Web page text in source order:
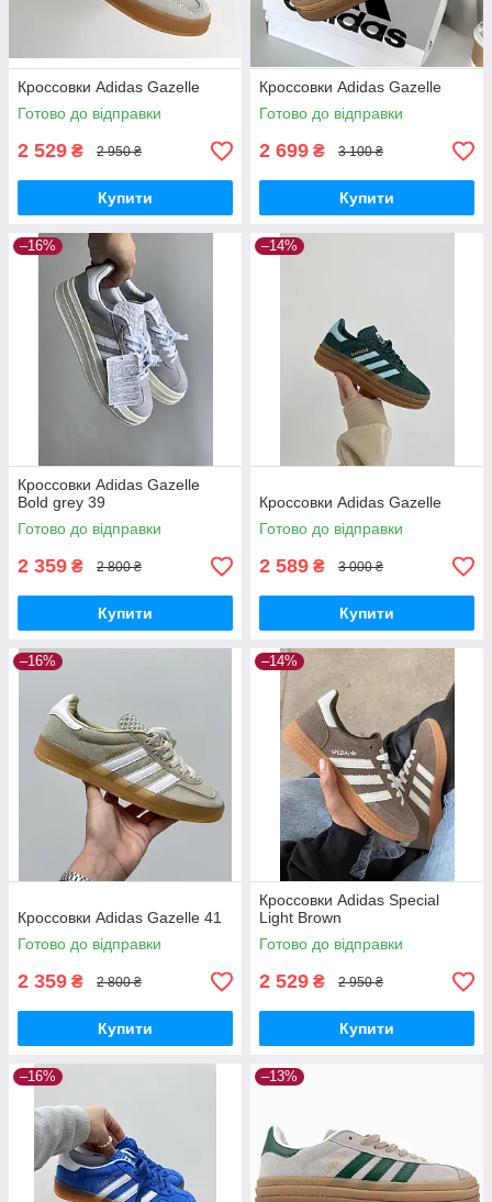
Кроссовки Adidas Gazelle
Готово до відправки
2 529 ₴ 2 950 ₴
Купити
Кроссовки Adidas Gazelle
Готово до відправки
2 699 ₴ 3 100 ₴
Купити
–16%
Кроссовки Adidas Gazelle
Bold grey 39
Готово до відправки
2 359 ₴ 2 800 ₴
Купити
–14%
Кроссовки Adidas Gazelle
Готово до відправки
2 589 ₴ 3 000 ₴
Купити
–16%
Кроссовки Adidas Gazelle 41
Готово до відправки
2 359 ₴ 2 800 ₴
Купити
–14%
Кроссовки Adidas Special
Light Brown
Готово до відправки
2 529 ₴ 2 950 ₴
Купити
–16% –13%